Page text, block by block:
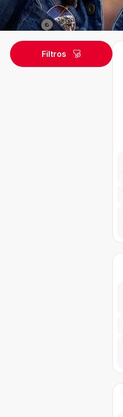
Filtros
Anual
Diário